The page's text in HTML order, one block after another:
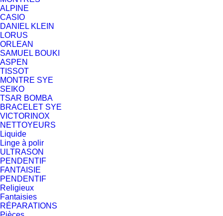
ALPINE
CASIO
DANIEL KLEIN
LORUS
ORLEAN
SAMUEL BOUKI
ASPEN
TISSOT
MONTRE SYE
SEIKO
TSAR BOMBA
BRACELET SYE
VICTORINOX
NETTOYEURS
Liquide
Linge à polir
ULTRASON
PENDENTIF
FANTAISIE
PENDENTIF
Religieux
Fantaisies
RÉPARATIONS